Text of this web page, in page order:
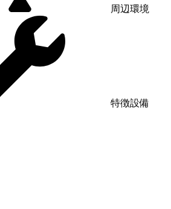
周辺環境
特徴設備